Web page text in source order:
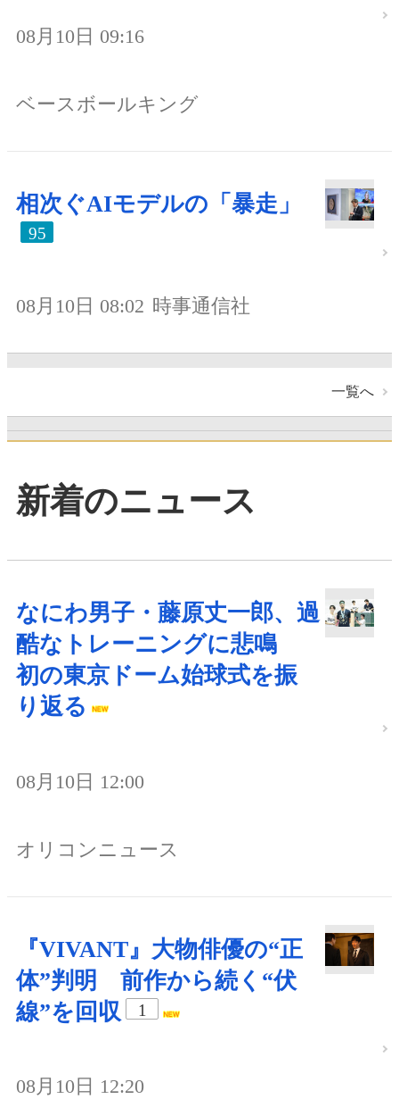
08月10日 09:16
ベースボールキング
相次ぐAIモデルの「暴走」
95
08月10日 08:02 時事通信社
一覧へ
新着のニュース
なにわ男子・藤原丈一郎、過
酷なトレーニングに悲鳴
初の東京ドーム始球式を振
り返る
08月10日 12:00
オリコンニュース
『VIVANT』大物俳優の“正
体”判明 前作から続く“伏
線”を回収
1
08月10日 12:20